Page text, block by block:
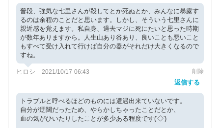
普段、強気な七里さんが殺してとか死ぬとか、みんなに暴露す
るのは余程のことだと思います。しかし、そういう七里さんに
親近感を覚えます。私自身、過去マジに死にたいと思った時期
が数年ありますから。人生山あり谷あり、良いことも悪いこと
もすべて受け入れて行けば自分の器がそれだけ大きくなるので
すね。
ヒロシ 2021/10/17 06:43 削除
返信する
トラブルと呼べるほどのものには遭遇出来ていないです。
自分が迂闊だったため、やらかしちゃったことだとか、
血の気がひいたりしたことが多少ある程度です('◇')ゞ